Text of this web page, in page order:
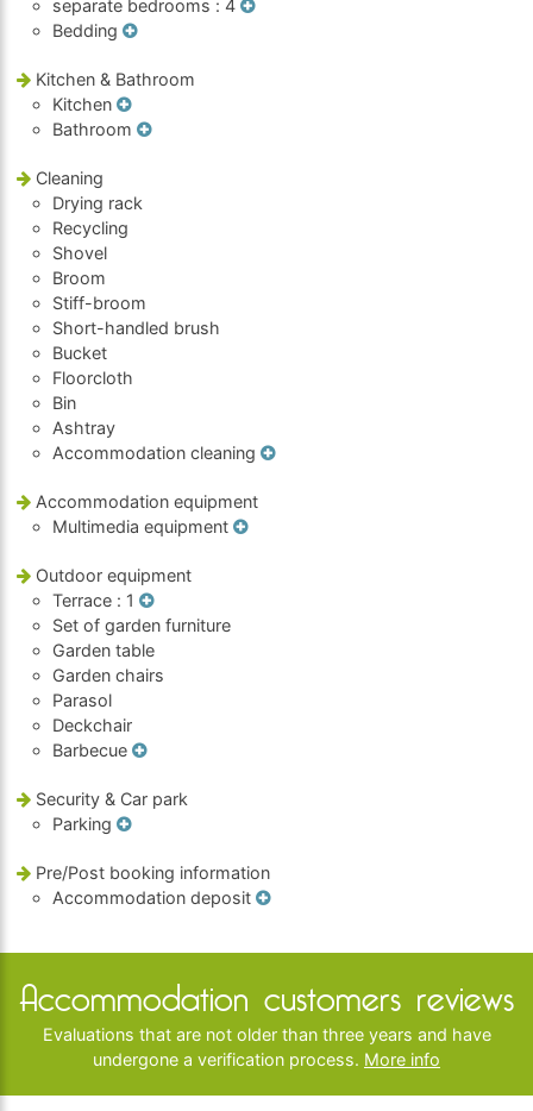
separate bedrooms : 4
Bedding
Kitchen & Bathroom
Kitchen
Bathroom
Cleaning
Drying rack
Recycling
Shovel
Broom
Stiff-broom
Short-handled brush
Bucket
Floorcloth
Bin
Ashtray
Accommodation cleaning
Accommodation equipment
Multimedia equipment
Outdoor equipment
Terrace : 1
Set of garden furniture
Garden table
Garden chairs
Parasol
Deckchair
Barbecue
Security & Car park
Parking
Pre/Post booking information
Accommodation deposit
Accommodation customers reviews
Evaluations that are not older than three years and have
undergone a verification process. More info